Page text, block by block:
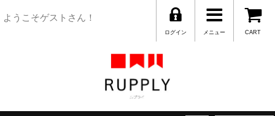
ようこそゲストさん！
CART
メニュー
ログイン